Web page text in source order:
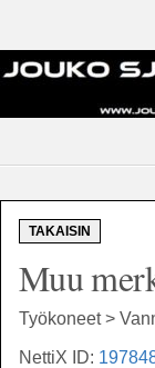
TAKAISIN
Muu
Työkoneet >
NettiX ID: